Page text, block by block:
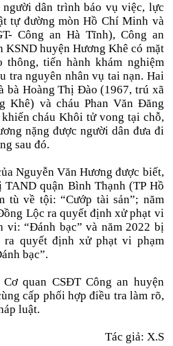
dân trình báo vụ việc, lực
tự đường mòn Hồ Chí Minh và
Công an Hà Tĩnh), Công an
KSND huyện Hương Khê có mặt
tiến hành khám nghiệm
tra nguyên nhân vụ tai nạn. Hai
bà Hoàng Thị Đào (1967, trú xã
Khê) và cháu Phan Văn Đăng
cháu Khôi tử vong tại chỗ,
nặng được người dân đưa đi
sau đó.
Nguyễn Văn Hương được biết,
quận Bình Thạnh (TP Hồ
tù về tội: “Cướp tài sản”; năm
Lộc ra quyết định xử phạt vi
vi: “Đánh bạc” và năm 2022 bị
ra quyết định xử phạt vi phạm
bạc”.
quan CSĐT Công an huyện
cấp phối hợp điều tra làm rõ,
luật.
Tác giả: X.S